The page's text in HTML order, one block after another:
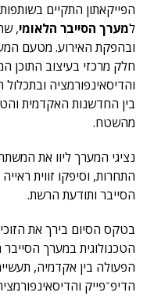
הפייקאתון התקיים
למערך הסייבר הלאומי,
ובהפקת האירוע. מטעם
חלק מרכזי בעיצוב התוכן
והדיסאינפורמציה
בין החדשנות האקדמית
מהשטח.
נציגי המערך ליוו את
התחרות, וסיפקו זווית
הסייבר ותודעת הרשת.
בטקס הסיום בירך את
הטכנולוגית במערך
הפעולה בין אקדמיה,
הדיפ־פייק